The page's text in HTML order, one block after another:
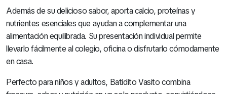
Además de su delicioso sabor, aporta calcio, proteínas y
nutrientes esenciales que ayudan a complementar una
alimentación equilibrada. Su presentación individual permite
llevarlo fácilmente al colegio, oficina o disfrutarlo cómodamente
en casa.
Perfecto para niños y adultos, Batidito Vasito combina